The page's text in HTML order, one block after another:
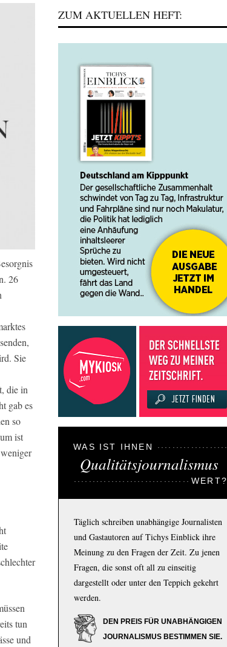
26
Sie
die in
gab es
so
ist
tun
und
ZUM AKTUELLEN HEFT:
WAS IST IHNEN
Qualitätsjournalismus
WERT?
Täglich schreiben unabhängige Journalisten
und Gastautoren auf Tichys Einblick ihre
Meinung zu den Fragen der Zeit. Zu jenen
Fragen, die sonst oft all zu einseitig
dargestellt oder unter den Teppich gekehrt
werden.
DEN PREIS FÜR UNABHÄNGIGEN
JOURNALISMUS BESTIMMEN SIE.